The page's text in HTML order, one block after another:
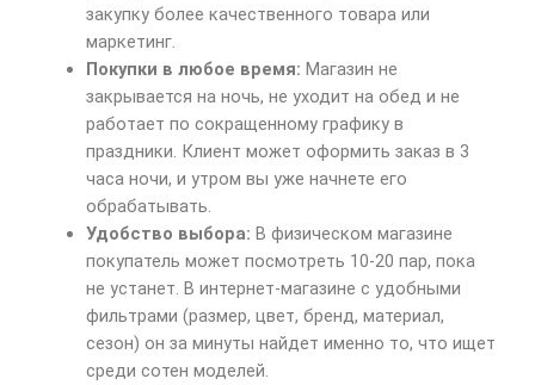
закупку более качественного товара или
маркетинг.
Покупки в любое время: Магазин не
закрывается на ночь, не уходит на обед и не
работает по сокращенному графику в
праздники. Клиент может оформить заказ в 3
часа ночи, и утром вы уже начнете его
обрабатывать.
Удобство выбора: В физическом магазине
покупатель может посмотреть 10-20 пар, пока
не устанет. В интернет-магазине с удобными
фильтрами (размер, цвет, бренд, материал,
сезон) он за минуты найдет именно то, что ищет
среди сотен моделей.